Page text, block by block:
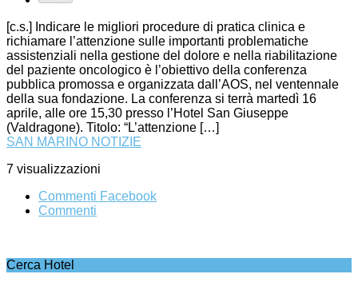
[c.s.] Indicare le migliori procedure di pratica clinica e
richiamare l’attenzione sulle importanti problematiche
assistenziali nella gestione del dolore e nella riabilitazione
del paziente oncologico è l’obiettivo della conferenza
pubblica promossa e organizzata dall’AOS, nel ventennale
della sua fondazione. La conferenza si terrà martedì 16
aprile, alle ore 15,30 presso l’Hotel San Giuseppe
(Valdragone). Titolo: “L’attenzione […]
SAN MARINO NOTIZIE
7 visualizzazioni
Commenti Facebook
Commenti
Cerca Hotel